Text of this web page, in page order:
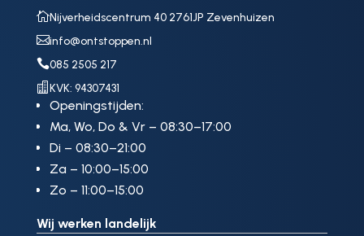
Nijverheidscentrum 40 2761JP Zevenhuizen
info@ontstoppen.nl
085 2505 217
 KVK: 94307431
Openingstijden:
Ma, Wo, Do & Vr – 08:30–17:00
Di – 08:30–21:00
Za – 10:00–15:00
Zo – 11:00–15:00
Wij werken landelijk